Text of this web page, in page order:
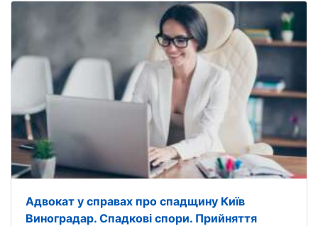
Адвокат у справах про спадщину Київ
Виноградар. Спадкові спори. Прийняття